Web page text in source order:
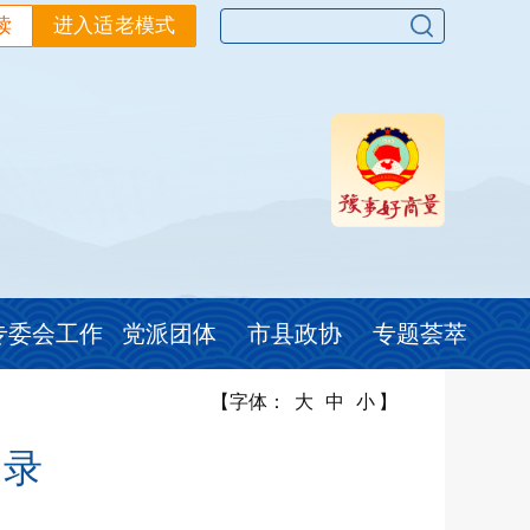
进入适老模式
委会工作 党派团体 市县政协 专题荟萃
【字体： 大 中 小 】